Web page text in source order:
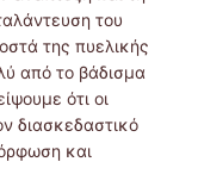
του
της πυελικής
από το βάδισμα
ότι οι
διασκεδαστικό
και